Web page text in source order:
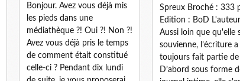
Bonjour. Avez vous déjà mis
les pieds dans une
médiathèque ?! Oui ?! Non ?!
Avez vous déjà pris le temps
de comment était constitué
celle-ci ? Pendant dix lundi
Spreux Broché : 333
Edition : BoD
Aussi loin que qu'elle
souvienne, l’écriture a
toujours fait partie de
D’abord sous forme